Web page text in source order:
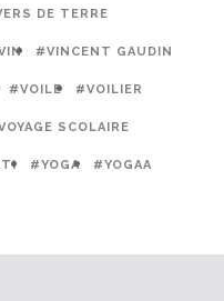
DE TERRE
#VINCENT GAUDIN
#VOILE #VOILIER
SCOLAIRE
#YOGA #YOGAA